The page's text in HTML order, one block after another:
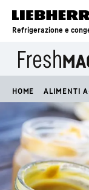
Refrigerazione e
HOME ALIMENTI